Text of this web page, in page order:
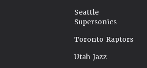
Seattle
Supersonics
Toronto Raptors
Utah Jazz